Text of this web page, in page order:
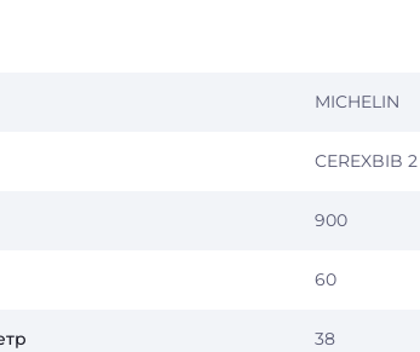
MICHELIN
CEREXBIB 2
900
60
38